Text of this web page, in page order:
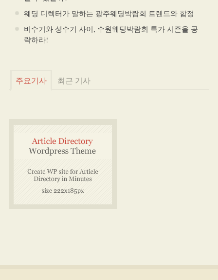
웨딩 디렉터가 말하는 광주웨딩박람회 트렌드와 함정
비수기와 성수기 사이, 수원웨딩박람회 특가 시즌을 공
략하라!
주요기사 최근 기사